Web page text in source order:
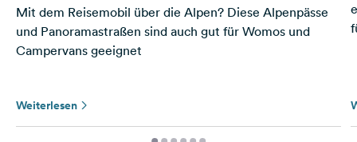
Mit dem Reisemobil über die Alpen? Diese Alpenpässe
und Panoramastraßen sind auch gut für Womos und
Campervans geeignet
Weiterlesen